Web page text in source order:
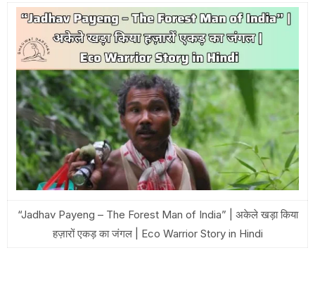
“Jadhav Payeng – The Forest Man of India” | अकेले खड़ा किया
हज़ारों एकड़ का जंगल | Eco Warrior Story in Hindi